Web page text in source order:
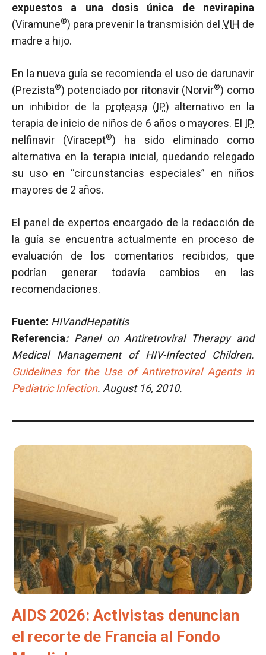
expuestos a una dosis única de nevirapina
(Viramune®) para prevenir la transmisión del VIH de
madre a hijo.
En la nueva guía se recomienda el uso de darunavir
(Prezista®) potenciado por ritonavir (Norvir®) como
un inhibidor de la proteasa (IP) alternativo en la
terapia de inicio de niños de 6 años o mayores. El IP
nelfinavir (Viracept®) ha sido eliminado como
alternativa en la terapia inicial, quedando relegado
su uso en “circunstancias especiales” en niños
mayores de 2 años.
El panel de expertos encargado de la redacción de
la guía se encuentra actualmente en proceso de
evaluación de los comentarios recibidos, que
podrían generar todavía cambios en las
recomendaciones.
Fuente: HIVandHepatitis
Referencia:Panel on Antiretroviral Therapy and
Medical Management of HIV-Infected Children.
Guidelines for the Use of Antiretroviral Agents in
Pediatric Infection. August 16, 2010.
AIDS 2026: Activistas denuncian
el recorte de Francia al Fondo